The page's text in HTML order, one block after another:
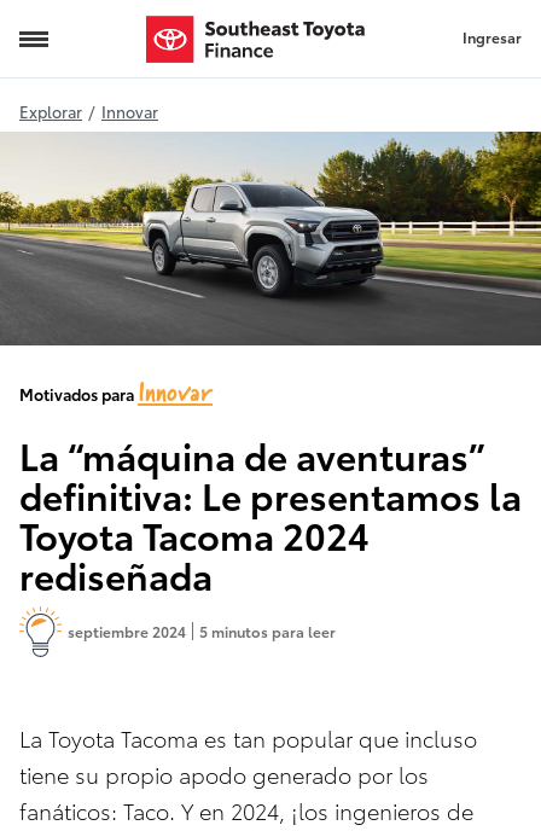
Ingresar
Explorar / Innovar
Motivados paraInnovar
La “máquina de aventuras”
definitiva: Le presentamos la
Toyota Tacoma 2024
rediseñada
septiembre 2024 5 minutos para leer
La Toyota Tacoma es tan popular que incluso
tiene su propio apodo generado por los
fanáticos: Taco. Y en 2024, ¡los ingenieros de